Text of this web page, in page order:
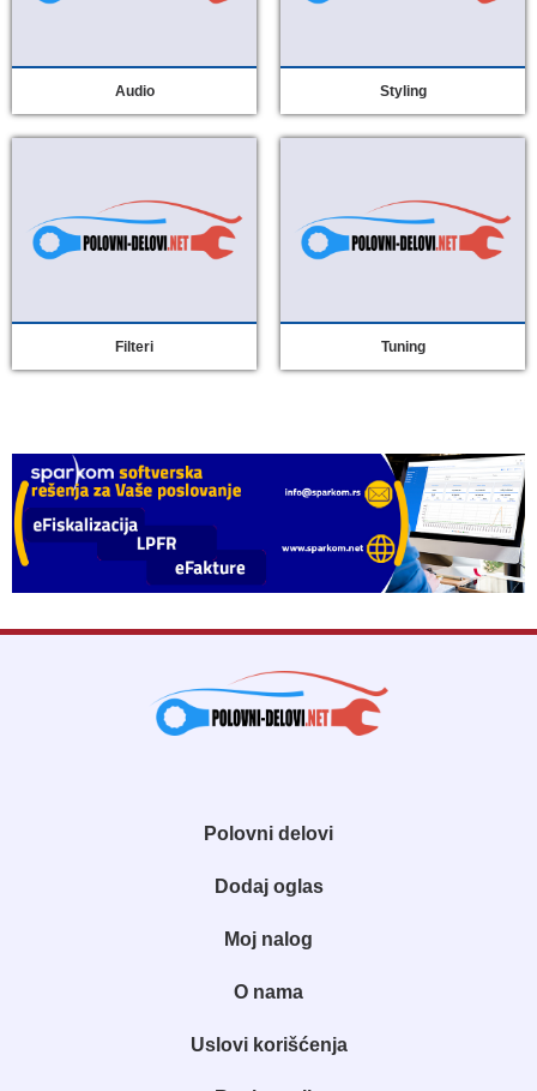
Audio Styling
Filteri Tuning
Polovni delovi
Dodaj oglas
Moj nalog
O nama
Uslovi korišćenja